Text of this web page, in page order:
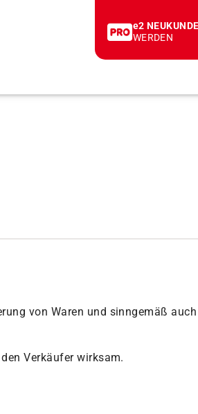
e2 NEUKUNDE
WERDEN
von Waren und sinngemäß
Verkäufer wirksam.